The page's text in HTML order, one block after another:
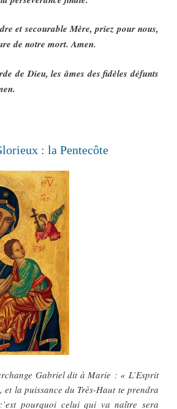
et secourable Mère, priez pour nous,
de notre mort. Amen.
de Dieu, les âmes des fidèles défunts
: la Pentecôte
Gabriel dit à Marie : « L’Esprit
la puissance du Très-Haut te prendra
pourquoi celui qui va naître sera